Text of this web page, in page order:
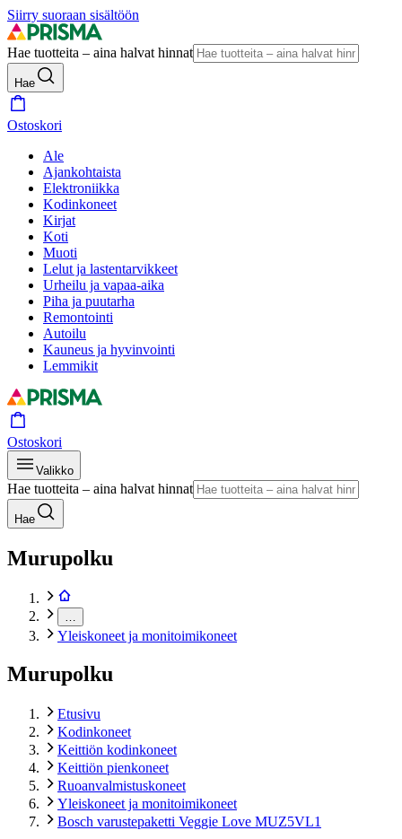
Siirry suoraan sisältöön
Hae tuotteita – aina halvat hinnat
Hae
Ostoskori
Ale
Ajankohtaista
Elektroniikka
Kodinkoneet
Kirjat
Koti
Muoti
Lelut ja lastentarvikkeet
Urheilu ja vapaa-aika
Piha ja puutarha
Remontointi
Autoilu
Kauneus ja hyvinvointi
Lemmikit
Ostoskori
Valikko
Hae tuotteita – aina halvat hinnat
Hae
Murupolku
Yleiskoneet ja monitoimikoneet
Murupolku
Etusivu
Kodinkoneet
Keittiön kodinkoneet
Keittiön pienkoneet
Ruoanvalmistuskoneet
Yleiskoneet ja monitoimikoneet
Bosch varustepaketti Veggie Love MUZ5VL1